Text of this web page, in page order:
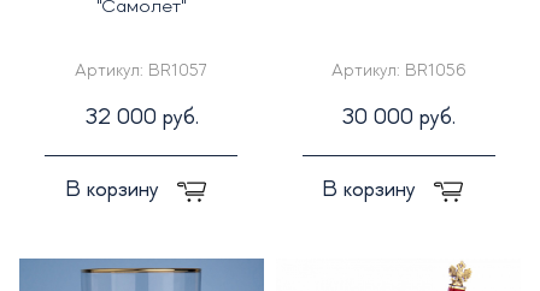
"Самолет"
Артикул: BR1057
32 000 руб.
В корзину
Артикул: BR1056
30 000 руб.
В корзину